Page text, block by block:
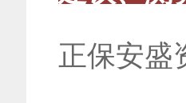
正保安盛